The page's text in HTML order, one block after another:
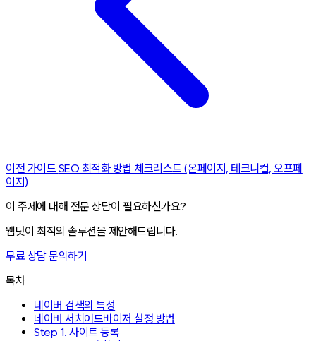
이전 가이드 SEO 최적화 방법 체크리스트 (온페이지, 테크니컬, 오프페
이지)
이 주제에 대해 전문 상담이 필요하신가요?
웹닷이 최적의 솔루션을 제안해드립니다.
무료 상담 문의하기
목차
네이버 검색의 특성
네이버 서치어드바이저 설정 방법
Step 1. 사이트 등록